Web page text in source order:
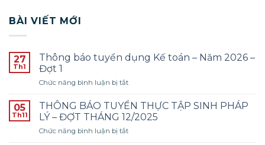
BÀI VIẾT MỚI
27
Th1
Thông báo tuyển dụng Kế toán – Năm 2026 –
Đợt 1
Chức năng bình luận bị tắtở
báo
tuyển
dụng
Kế
05
Th11
THÔNG BÁO TUYỂN THỰC TẬP SINH PHÁP
LÝ – ĐỢT THÁNG 12/2025
Chức năng bình luận bị tắtở